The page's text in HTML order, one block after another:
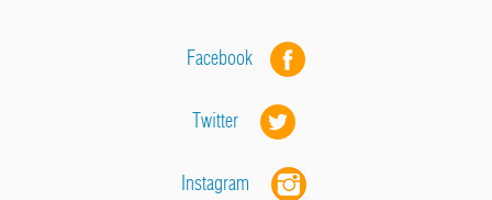
Facebook
Twitter
Instagram